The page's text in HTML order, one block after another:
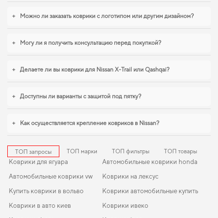
эксплуатацию. И дальше будем помогать вам поддерживать авто в
отличном состоянии, предлагая только качественную продукцию.
+ Можно ли заказать коврики с логотипом или другим дизайном?
+ Могу ли я получить консультацию перед покупкой?
+ Делаете ли вы коврики для Nissan X-Trail или Qashqai?
+ Доступны ли варианты с защитой под пятку?
+ Как осуществляется крепление ковриков в Nissan?
ТОП запросы ТОП марки ТОП фильтры ТОП товары
Коврики для ягуара
Автомобильные коврики vw
Купить коврики в вольво
Коврики в авто киев
Автомобильные коврики honda
Коврики на лексус
Коврики автомобильные купить
Коврики ивеко